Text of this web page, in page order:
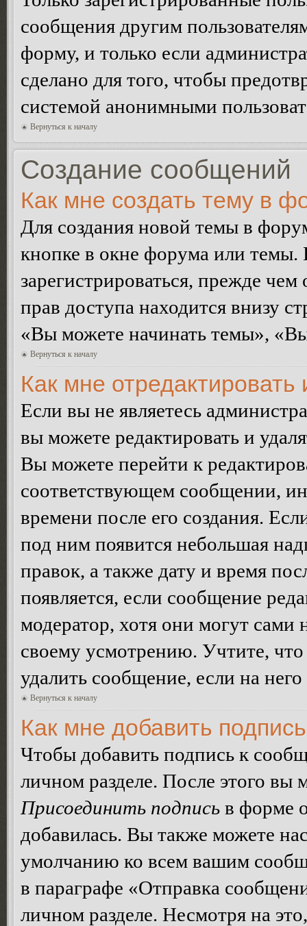
сообщения другим
форму, и только если
сделано для того, чтобы
системой анонимными
Вернуться к началу
Создание сообщений
Как мне создать тему в
Для создания новой темы в
кнопке в окне форума или
зарегистрироваться, прежде
прав доступа находится внизу
«Вы можете начинать темы»,
Вернуться к началу
Как мне
Если вы не являетесь
вы можете редактировать и
Вы можете перейти к
соответствующем сообщении,
времени после его создания.
под ним появится небольшая
правок, а также дату и время
появляется, если сообщение
модератор, хотя они могут сами
своему усмотрению. Учтите,
удалить сообщение, если на
Вернуться к началу
Как мне добавить
Чтобы добавить подпись к
личном разделе. После этого
Присоединить подпись в форме
добавилась. Вы также можете
умолчанию ко всем вашим
в параграфе «Отправка
личном разделе. Несмотря на